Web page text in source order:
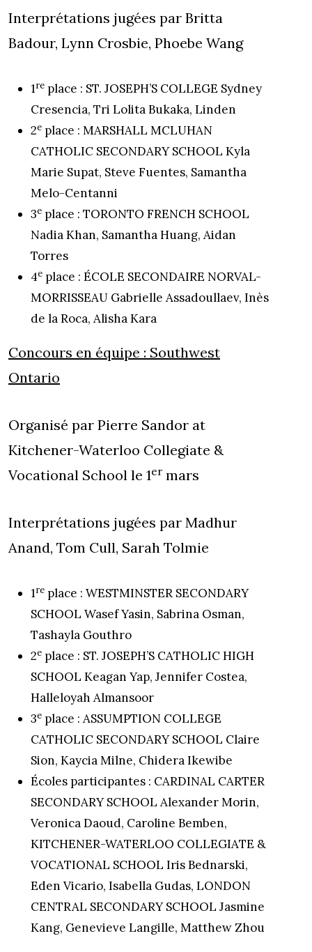
Interprétations jugées par Britta
Badour, Lynn Crosbie, Phoebe Wang
1re place : ST. JOSEPH’S COLLEGE Sydney
Cresencia, Tri Lolita Bukaka, Linden
2e place : MARSHALL MCLUHAN
CATHOLIC SECONDARY SCHOOL Kyla
Marie Supat, Steve Fuentes, Samantha
Melo-Centanni
3e place : TORONTO FRENCH SCHOOL
Nadia Khan, Samantha Huang, Aidan
Torres
4e place : ÉCOLE SECONDAIRE NORVAL-
MORRISSEAU Gabrielle Assadoullaev, Inès
de la Roca, Alisha Kara
Concours en équipe : Southwest
Ontario
Organisé par Pierre Sandor at
Kitchener-Waterloo Collegiate &
Vocational School le 1er mars
Interprétations jugées par Madhur
Anand, Tom Cull, Sarah Tolmie
1re place : WESTMINSTER SECONDARY
SCHOOL Wasef Yasin, Sabrina Osman,
Tashayla Gouthro
2e place : ST. JOSEPH’S CATHOLIC HIGH
SCHOOL Keagan Yap, Jennifer Costea,
Halleloyah Almansoor
3e place : ASSUMPTION COLLEGE
CATHOLIC SECONDARY SCHOOL Claire
Sion, Kaycia Milne, Chidera Ikewibe
Écoles participantes : CARDINAL CARTER
SECONDARY SCHOOL Alexander Morin,
Veronica Daoud, Caroline Bemben,
KITCHENER-WATERLOO COLLEGIATE &
VOCATIONAL SCHOOL Iris Bednarski,
Eden Vicario, Isabella Gudas, LONDON
CENTRAL SECONDARY SCHOOL Jasmine
Kang, Genevieve Langille, Matthew Zhou